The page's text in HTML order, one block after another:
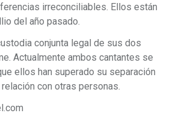
irreconciliables. Ellos están
del año pasado.
conjunta legal de sus dos
Actualmente ambos cantantes se
ellos han superado su separación
con otras personas.